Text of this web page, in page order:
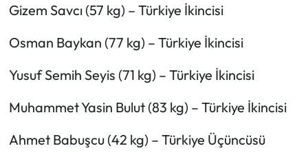
Gizem Savcı (57 kg) – Türkiye İkincisi
Osman Baykan (77 kg) – Türkiye İkincisi
Yusuf Semih Seyis (71 kg) – Türkiye İkincisi
Muhammet Yasin Bulut (83 kg) – Türkiye İkincisi
Ahmet Babuşcu (42 kg) – Türkiye Üçüncüsü